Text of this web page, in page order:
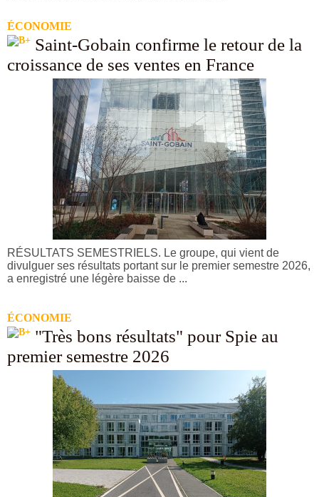
ÉCONOMIE
Saint-Gobain confirme le retour de la
croissance de ses ventes en France
RÉSULTATS SEMESTRIELS. Le groupe, qui vient de
divulguer ses résultats portant sur le premier semestre 2026,
a enregistré une légère baisse de ...
ÉCONOMIE
"Très bons résultats" pour Spie au
premier semestre 2026